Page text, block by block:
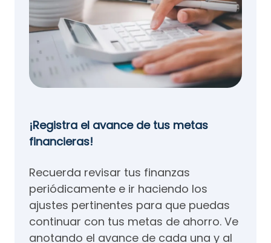
¡Registra el avance de tus metas
financieras!
Recuerda revisar tus finanzas
periódicamente e ir haciendo los
ajustes pertinentes para que puedas
continuar con tus metas de ahorro. Ve
anotando el avance de cada una y al